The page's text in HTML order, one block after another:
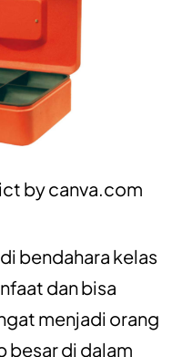
bycanva.com
bendahara kelas
dan bisa
menjadi orang
besar di dalam